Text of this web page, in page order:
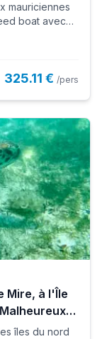
mauriciennes
boat avec
325.11 € /pers
Mire, à l'Île
îles du nord